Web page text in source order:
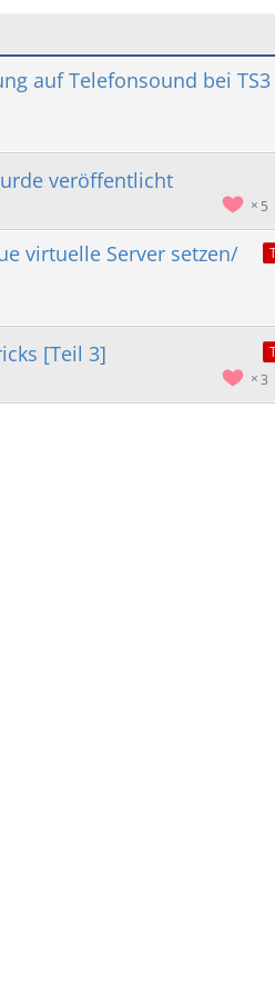
auf Telefonsound bei
veröffentlicht
5
virtuelle Server setzen/
[Teil 3]
3